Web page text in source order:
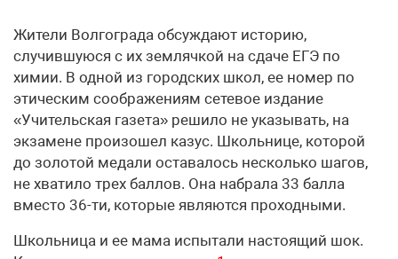
Жители Волгограда обсуждают историю,
случившуюся с их землячкой на сдаче ЕГЭ по
химии. В одной из городских школ, ее номер по
этическим соображениям сетевое издание
«Учительская газета» решило не указывать, на
экзамене произошел казус. Школьнице, которой
до золотой медали оставалось несколько шагов,
не хватило трех баллов. Она набрала 33 балла
вместо 36-ти, которые являются проходными.
Школьница и ее мама испытали настоящий шок.